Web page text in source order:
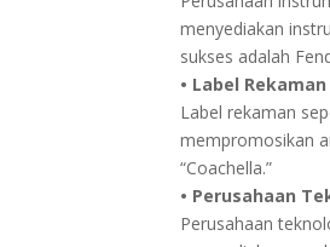
menyediakan
sukses adalah
• Label Rekaman
Label rekaman
mempromosikan
“Coachella.”
• Perusahaan
Perusahaan